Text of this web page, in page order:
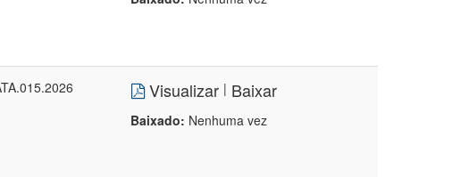
Visualizar | Baixar
Baixado: Nenhuma vez